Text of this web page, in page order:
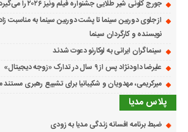
جورج کلونی شیر طلایی جشنواره فیلم ونیز ۲۰۲۶ را می‌گیرد
از جلوی دوربین سینما تا پشت دوربین سینما به مناسبت
نویسنده و کارگردان سینما
سینماگران ایرانی به لوکارنو دعوت شدند
علیرضا داودنژاد پس از ۹ سال در تدارک «زوجه دیجیتال»
میرکریمی، مهدویان و شکیبانیا برای تشییع رهبری
پلاس مدیا
ضبط برنامه افسانه زندگی مدیا به زودی